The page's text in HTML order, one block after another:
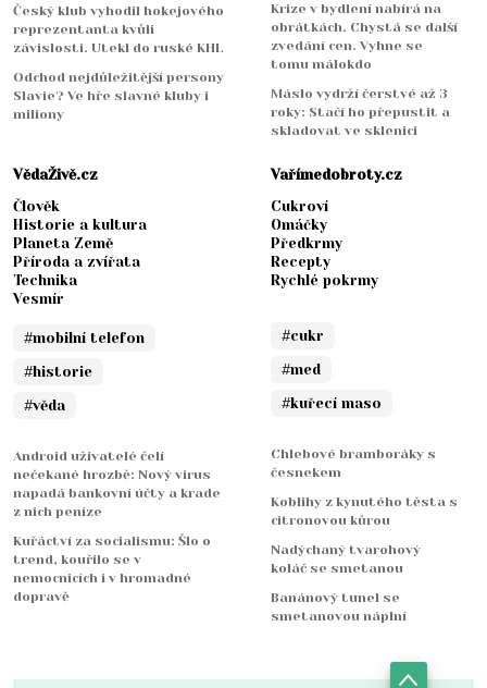
Český klub vyhodil hokejového
reprezentanta kvůli
závislosti. Utekl do ruské KHL
Odchod nejdůležitější persony
Slavie? Ve hře slavné kluby i
miliony
Krize v bydlení nabírá na
obrátkách. Chystá se další
zvedání cen. Vyhne se
tomu málokdo
Máslo vydrží čerstvé až 3
roky: Stačí ho přepustit a
skladovat ve sklenici
VědaŽivě.cz
Člověk
Historie a kultura
Planeta Země
Příroda a zvířata
Technika
Vesmír
#mobilní telefon
#historie
#věda
Android uživatelé čelí
nečekané hrozbě: Nový virus
napadá bankovní účty a krade
z nich peníze
Kuřáctví za socialismu: Šlo o
trend, kouřilo se v
nemocnicích i v hromadné
dopravě
Vařímedobroty.cz
Cukroví
Omáčky
Předkrmy
Recepty
Rychlé pokrmy
#cukr
#med
#kuřecí maso
Chlebové bramboráky s
česnekem
Koblihy z kynutého těsta s
citronovou kůrou
Nadýchaný tvarohový
koláč se smetanou
Banánový tunel se
smetanovou náplní